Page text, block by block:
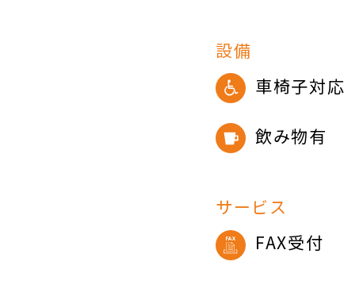
設備
車椅子対応
飲み物有
サービス
FAX受付